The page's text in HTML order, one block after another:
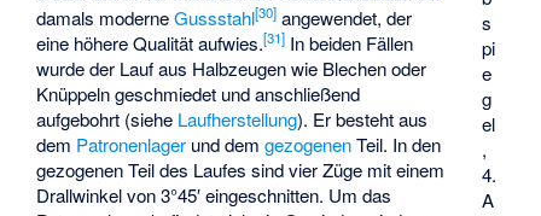
s
pi
e
g
el
,
4.
A
damals moderneGussstahl[30] angewendet, der
eine höhere Qualität aufwies.[31] In beiden Fällen
wurde der Lauf aus Halbzeugen wie Blechen oder
Knüppeln geschmiedet und anschließend
aufgebohrt (siehe Laufherstellung). Er besteht aus
dem Patronenlager und demgezogenenTeil. In den
gezogenen Teil des Laufes sind vier Züge mit einem
Drallwinkel von 3°45′ eingeschnitten. Um das